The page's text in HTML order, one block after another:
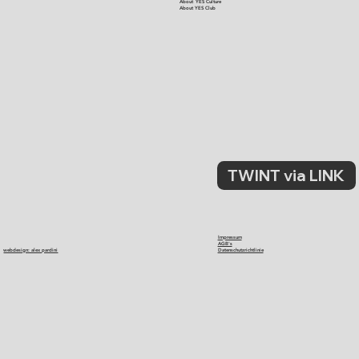
TWINT via LINK
Impressum
AGB's
Datenschutzrichtlinie
webdesign: alex pardini
About YES Culture
About YES Club